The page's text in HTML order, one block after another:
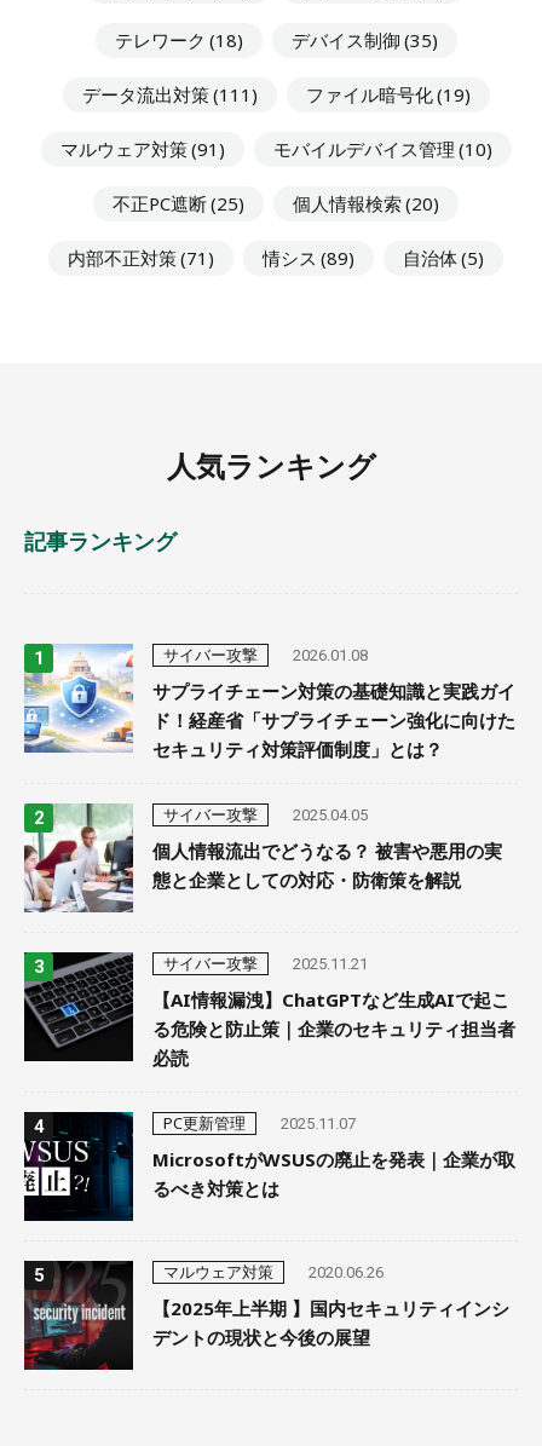
テレワーク (18) デバイス制御 (35)
データ流出対策(111) ファイル暗号化(19)
マルウェア対策(91) モバイルデバイス管理 (10)
不正PC遮断(25) 個人情報検索(20)
内部不正対策(71) 情シス (89) 自治体(5)
人気ランキング
記事ランキング
サイバー攻撃 2026.01.08
サプライチェーン対策の基礎知識と実践ガイ
ド！経産省「サプライチェーン強化に向けた
セキュリティ対策評価制度」とは？
サイバー攻撃 2025.04.05
個人情報流出でどうなる？ 被害や悪用の実
態と企業としての対応・防衛策を解説
サイバー攻撃 2025.11.21
【AI情報漏洩】ChatGPTなど生成AIで起こ
る危険と防止策｜企業のセキュリティ担当者
必読
PC更新管理 2025.11.07
MicrosoftがWSUSの廃止を発表｜企業が取
るべき対策とは
マルウェア対策 2020.06.26
【2025年上半期 】国内セキュリティインシ
デントの現状と今後の展望